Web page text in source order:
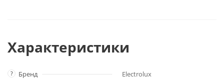
Характеристики
? Бренд
Electrolux